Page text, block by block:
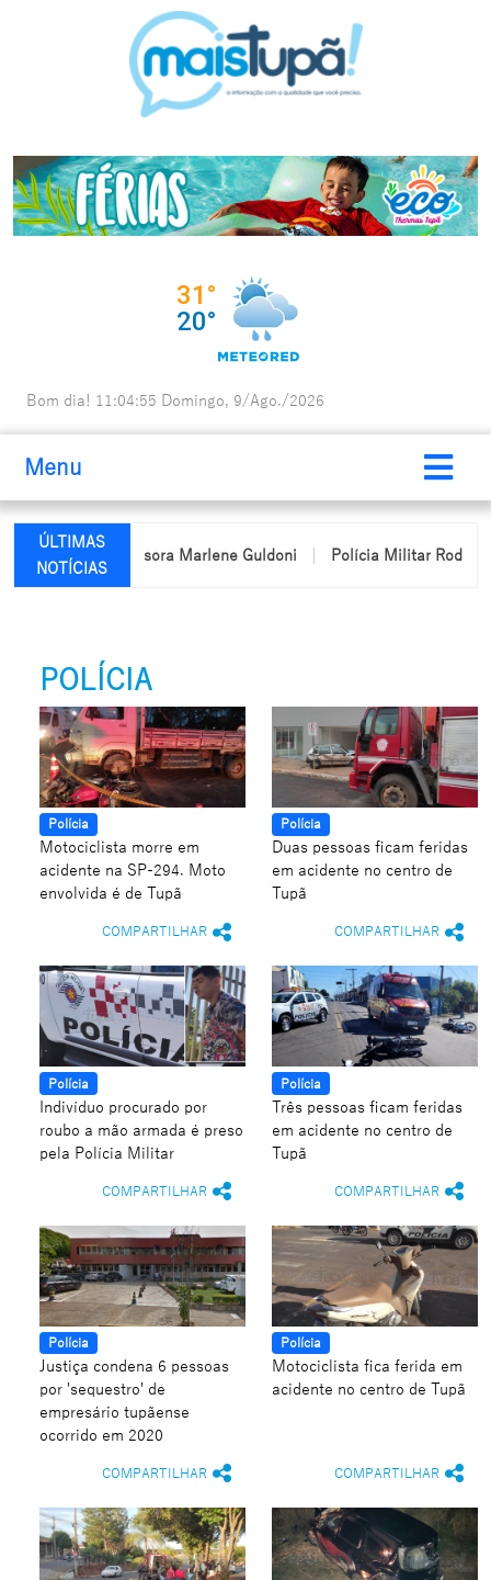
Bom dia! 11:04:56 Domingo, 9/Ago./2026
Menu
ÚLTIMAS
NOTÍCIAS
da professora Marlene Guldoni Polícia Militar Rodoviária
POLÍCIA
Polícia
Motociclista morre em
acidente na SP-294. Moto
envolvida é de Tupã
COMPARTILHAR
Polícia
Duas pessoas ficam feridas
em acidente no centro de
Tupã
COMPARTILHAR
Polícia
Indivíduo procurado por
roubo a mão armada é preso
pela Polícia Militar
COMPARTILHAR
Polícia
Três pessoas ficam feridas
em acidente no centro de
Tupã
COMPARTILHAR
Polícia
Justiça condena 6 pessoas
por 'sequestro' de
empresário tupãense
ocorrido em 2020
COMPARTILHAR
Polícia
Motociclista fica ferida em
acidente no centro de Tupã
COMPARTILHAR